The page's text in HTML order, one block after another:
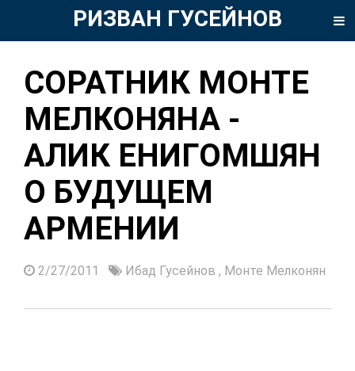
РИЗВАН ГУСЕЙНОВ
СОРАТНИК МОНТЕ
МЕЛКОНЯНА -
АЛИК ЕНИГОМШЯН
О БУДУЩЕМ
АРМЕНИИ
2/27/2011 Ибад Гусейнов , Монте Мелконян